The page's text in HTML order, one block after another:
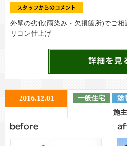
外壁の劣化(雨染み・欠損箇所)でご
リコン仕上げ
2016.12.01 一般住宅
塗
施